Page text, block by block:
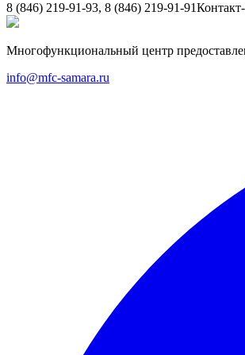
8 (846) 219-91-93, 8 (846) 219-91-91
Многофункциональный центр
info@mfc-samara.ru